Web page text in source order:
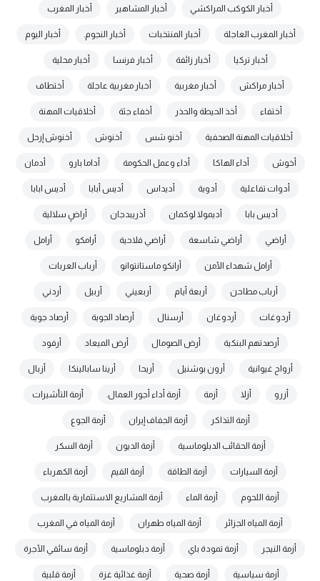
أخبار الكوكب المراكشي أخبار المشاهير أخبار المغرب
أخبار المغرب العاجلة أخبار المنتخبات أخبار النجوم. أخبار اليوم
أخبار تركيا أخبار زائفة أخبار فرنسا أخبار محلية
أخبار مراكش أخبار مغربية أخبار مغربية عاجلة أختطاف
أختفاء أخذ الحيطة والحذر أخفاء جثة أخلاقيات المهنة
أخلاقيات المهنة الصحفية أخنو شس أخنوش أخنوش إرحل
أخوش أداء الهاكا أداء وعمل الحكومة أداما بارو أدمان
أدوات تفاعلية أدوية أديداس أديس أبابا أديس ابابا
أديس بابا أديمولا لوكمان أذريبدجان أراضٍ سلالية
أراضي أراضي شاسعة أراضي فلاحية أرامكو أرامل
أرامل شهداء الأمن أرانكو ماستانتوانو أرباب العربات
أرباب مطاحن أربعة أيام أربعيني أربيل أردني
أردوغات أردوغان أرسنال أرصاد الجوية أرصاد جوية
أرصدتهم البنكية أرض الصومال أرض الميعاد أرفود
أرواح غيوانية أرون بوشنيل أريحا أرينا سابالينكا أزبال
أزرو أزلا أزمة أزمة أداء أجور العمال. أزمة التأشيرات
أزمة التذاكر أزمة الجفاف إيران أزمة الجوع
أزمة الحقائب الدبلوماسية أزمة الديون أزمة السكر
أزمة السيارات أزمة الطاقة أزمة القيم أزمة الكهرباء
أزمة اللحوم أزمة الماء أزمة المشاريع الاستثمارية بالمغرب
أزمة المياه الجزائر أزمة المياه طهران أزمة المياه في المغرب
أزمة النيجر أزمة تمودة باي أزمة دبلوماسية أزمة سائقي الأجرة
أزمة سياسية أزمة صحية أزمة غذائية غزة أزمة قلبية